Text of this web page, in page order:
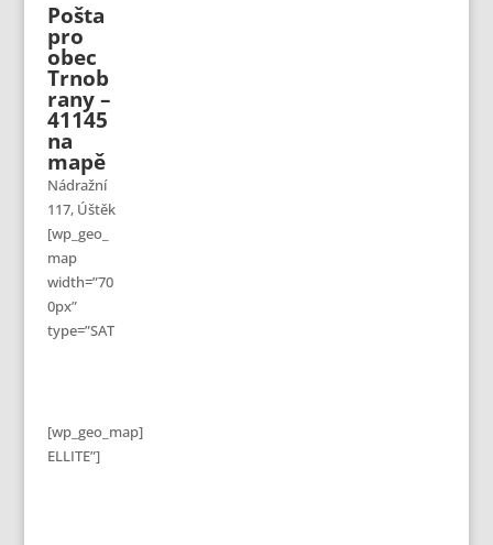
[wp_geo_map]
Pošta
pro
obec
Trnob
rany –
41145
na
mapě
Nádražní
117, Úštěk
[wp_geo_
map
width=”70
0px”
type=”SAT
ELLITE”]